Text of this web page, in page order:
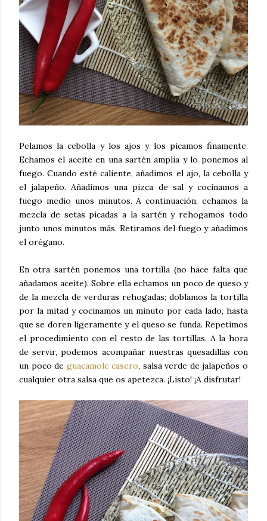
Pelamos la cebolla y los ajos y los picamos finamente.
Echamos el aceite en una sartén amplia y lo ponemos al
fuego. Cuando esté caliente, añadimos el ajo, la cebolla y
el jalapeño. Añadimos una pizca de sal y cocinamos a
fuego medio unos minutos. A continuación, echamos la
mezcla de setas picadas a la sartén y rehogamos todo
junto unos minutos más. Retiramos del fuego y añadimos
el orégano.
En otra sartén ponemos una tortilla (no hace falta que
añadamos aceite). Sobre ella echamos un poco de queso y
de la mezcla de verduras rehogadas; doblamos la tortilla
por la mitad y cocinamos un minuto por cada lado, hasta
que se doren ligeramente y el queso se funda. Repetimos
el procedimiento con el resto de las tortillas. A la hora
de servir, podemos acompañar nuestras quesadillas con
un poco de guacamole casero, salsa verde de jalapeños o
cualquier otra salsa que os apetezca. ¡Listo! ¡A disfrutar!